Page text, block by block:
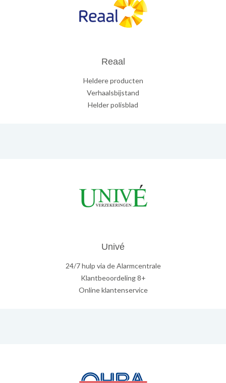
Reaal
Heldere producten
Verhaalsbijstand
Helder polisblad
Univé
24/7 hulp via de Alarmcentrale
Klantbeoordeling 8+
Online klantenservice